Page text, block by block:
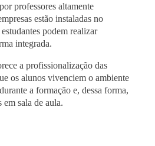
professores altamente
estão instaladas no
podem realizar
integrada.
a profissionalização das
os alunos vivenciem o ambiente
a formação e, dessa forma,
sala de aula.